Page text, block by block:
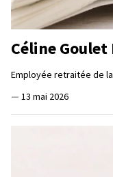
Céline Goulet
Employée retraitée de
— 13 mai 2026